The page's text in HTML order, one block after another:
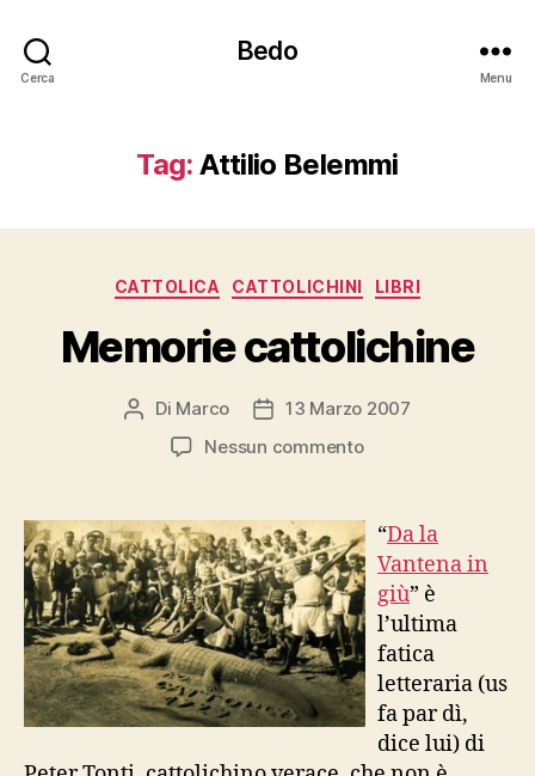
Cerca
Bedo
Menu
Tag: Attilio Belemmi
Categorie
CATTOLICA CATTOLICHINI LIBRI
Memorie cattolichine
Autore
articolo
Di Marco
Data13 Marzo 2007
Nessun commentosu
“Da la
Vantena in
giù” è
l’ultima
fatica
letteraria (us
fa par dì,
dice lui) di